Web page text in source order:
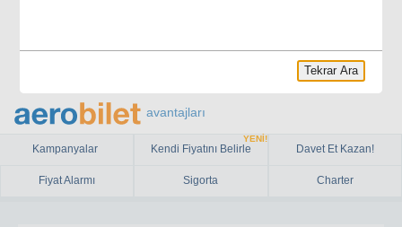
avantajları
Kampanyalar Kendi Fiyatını Belirle
YENİ!
Davet Et Kazan!
Fiyat Alarmı Sigorta Charter
Tekrar Ara